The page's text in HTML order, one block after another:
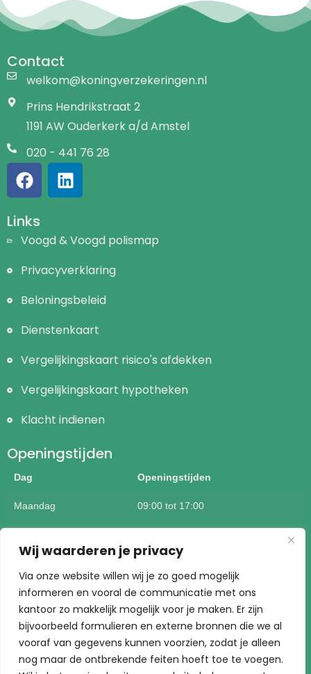
Wij waarderen je privacy
Via onze website willen wij je zo goed mogelijk
informeren en vooral de communicatie met ons
kantoor zo makkelijk mogelijk voor je maken. Er zijn
bijvoorbeeld formulieren en externe bronnen die we al
vooraf van gegevens kunnen voorzien, zodat je alleen
nog maar de ontbrekende feiten hoeft toe te voegen.
Contact
welkom@koningverzekeringen.nl
Prins Hendrikstraat 2
1191 AW Ouderkerk a/d Amstel
020 - 441 76 28
Links
Voogd & Voogd polismap
Privacyverklaring
Beloningsbeleid
Dienstenkaart
Vergelijkingskaart risico's afdekken
Vergelijkingskaart hypotheken
Klacht indienen
Openingstijden
Dag Openingstijden
Maandag 09:00 tot 17:00
Donderdag 09:00 tot 17:00
Vrijdag 09:00 tot 17:00
Buiten kantoortijden mogelijk op afspraak